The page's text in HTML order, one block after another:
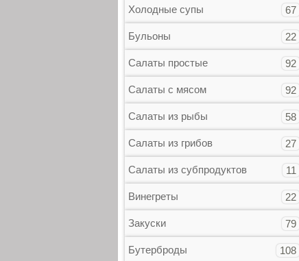
Холодные супы 67
Бульоны 22
Салаты простые 92
Салаты с мясом 92
Салаты из рыбы 58
Салаты из грибов 27
Салаты из субпродуктов 11
Винегреты 22
Закуски 79
Бутерброды 108